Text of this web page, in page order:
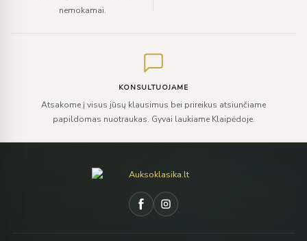
nemokamai.
KONSULTUOJAME
Atsakome į visus jūsų klausimus bei prireikus atsiunčiame
papildomas nuotraukas. Gyvai laukiame Klaipėdoje.